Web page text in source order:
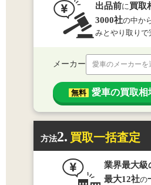
出品前に 買取
3000社の中か
みとやり取りで
メーカー 愛車のメーカーを
無料 愛車の買取相
方法2. 買取一括査定
業界最大級
最大12社の